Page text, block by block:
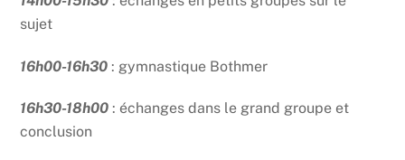
sujet
16h00-16h30 : gymnastique Bothmer
16h30-18h00 : échanges dans le grand groupe et
conclusion